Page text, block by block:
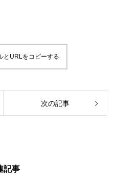
とURLをコピーする
次の記事
記事